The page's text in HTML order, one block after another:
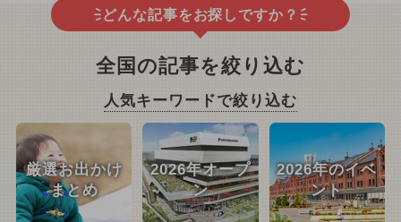
どんな記事をお探しですか？
全国の記事を絞り込む
人気キーワードで絞り込む
厳選お出かけ
まとめ
2026年オープ
ン
2026年のイベ
ント